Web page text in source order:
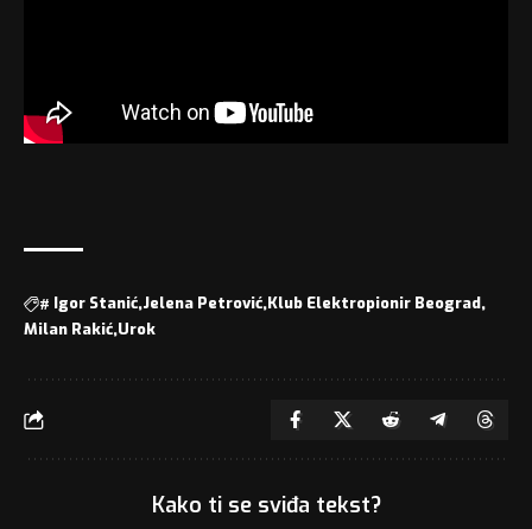
# Igor Stanić Jelena Petrović Klub Elektropionir Beograd
Milan Rakić Urok
Kako ti se sviđa tekst?